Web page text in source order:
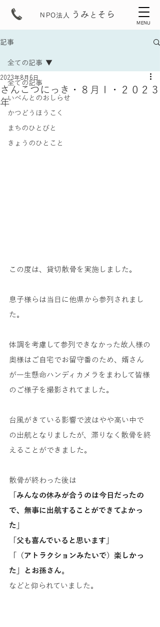
うみ と そら
NPO法人
MENU
記事
全ての記事
いべんとのおしらせ
かつどうほうこく
まちのひとびと
きょうのひとこと
全ての記事
さんこつにっき・８月Ⅰ・２０２３
年
2023年8月6日
この度は、貸切散骨を実施しました。
息子様らは当日に他県から参列されまし
た。
体調を考慮して参列できなかった故人様の
奥様はご自宅でお留守番のため、婿さん
が一生懸命ハンディカメラをまわして皆様
のご様子を撮影されてました。
台風がきている影響で波はやや高い中で
の出航となりましたが、滞りなく散骨を終
えることができました。
散骨が終わった後は
「みんなの休みが合うのは今日だったの
で、無事に出航することができてよかっ
た」
「父も喜んでいると思います」
「（アトラクションみたいで）楽しかっ
た」とお孫さん。
などと仰られていました。